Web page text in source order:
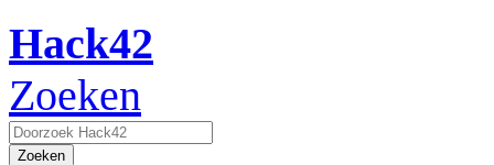
Hack42
Zoeken
Zoeken